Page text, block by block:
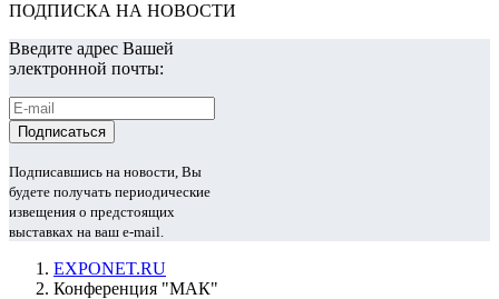
ПОДПИСКА НА НОВОСТИ
Введите адрес Вашей
электронной почты:
Подписавшись на новости, Вы
будете получать периодические
извещения о предстоящих
выставках на ваш e-mail.
EXPONET.RU
Конференция "МАК"